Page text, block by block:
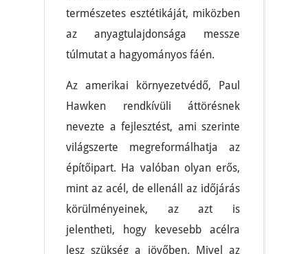
természetes esztétikáját, miközben
az anyagtulajdonsága messze
túlmutat a hagyományos fáén.
Az amerikai környezetvédő, Paul
Hawken rendkívüli áttörésnek
nevezte a fejlesztést, ami szerinte
világszerte megreformálhatja az
építőipart. Ha valóban olyan erős,
mint az acél, de ellenáll az időjárás
körülményeinek, az azt is
jelentheti, hogy kevesebb acélra
lesz szükség a jövőben. Mivel az